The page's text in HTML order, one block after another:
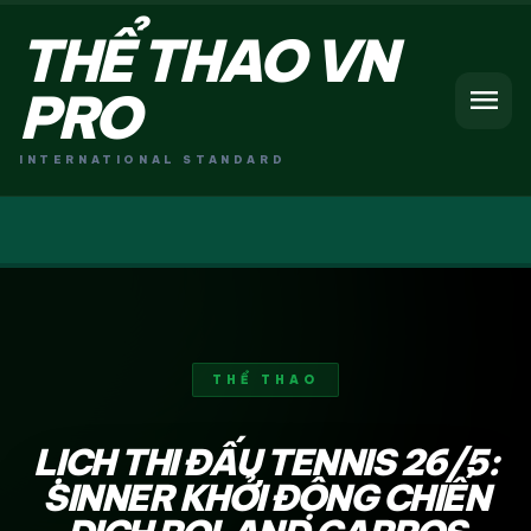
THỂ THAO VN
PRO
INTERNATIONAL STANDARD
menu
THỂ THAO
LỊCH THI ĐẤU TENNIS 26/5:
SINNER KHỞI ĐỘNG CHIẾN